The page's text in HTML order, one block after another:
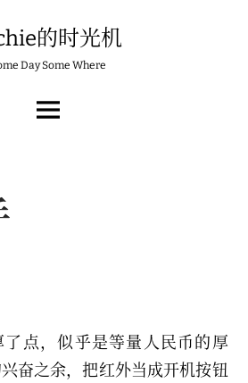
的时光机
Day Some Where
MENU
点，似乎是等量人民币的厚
奋之余，把红外当成开机按钮